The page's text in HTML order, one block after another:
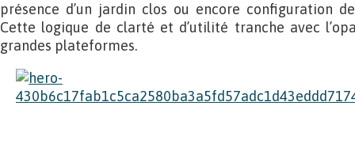
présence d’un jardin clos ou encore configuration
Cette logique de clarté et d’utilité tranche avec
grandes plateformes.